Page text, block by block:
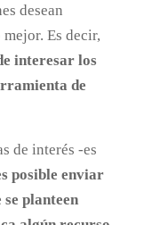
desean
Es decir,
interesar los
de
de interés -es
posible enviar
se planteen